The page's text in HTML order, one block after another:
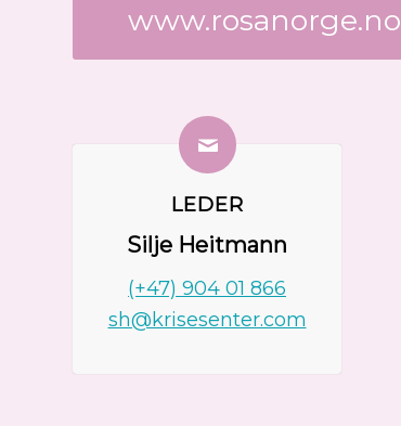
www.rosanorge.no
LEDER
Silje Heitmann
(+47) 904 01 866
sh@krisesenter.com